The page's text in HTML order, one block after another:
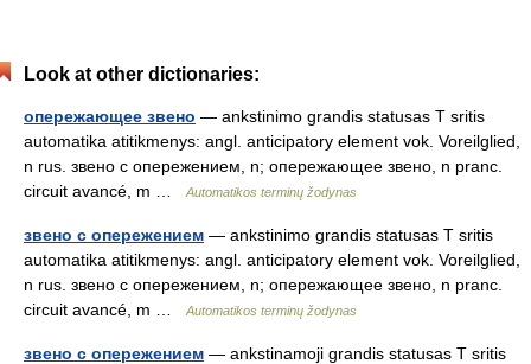
Look at other dictionaries:
опережающее звено — ankstinimo grandis statusas T sritis
automatika atitikmenys: angl. anticipatory element vok. Voreilglied,
n rus. звено с опережением, n; опережающее звено, n pranc.
circuit avancé, m …
Automatikos terminų žodynas
звено с опережением — ankstinimo grandis statusas T sritis
automatika atitikmenys: angl. anticipatory element vok. Voreilglied,
n rus. звено с опережением, n; опережающее звено, n pranc.
circuit avancé, m …
Automatikos terminų žodynas
звено с опережением — ankstinamoji grandis statusas T sritis